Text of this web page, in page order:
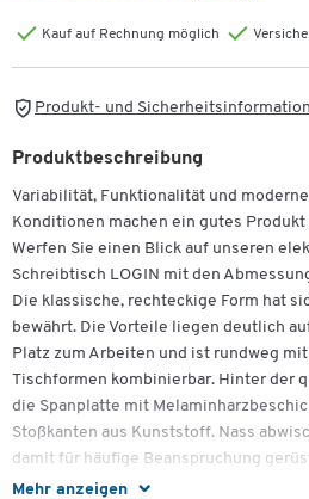
Kauf auf Rechnung möglich
Produkt- und
Mehr anzeigen
Produktbeschreibung
Variabilität, Funktionalität und
Konditionen machen ein gutes
Werfen Sie einen Blick auf unseren
Schreibtisch LOGIN mit den
Die klassische, rechteckige Form hat
bewährt. Die Vorteile liegen deutlich
Platz zum Arbeiten und ist rundweg
Tischformen kombinierbar. Hinter der
die Spanplatte mit
Stoßkanten aus Kunststoff. Nass
damit für häufige Beanspruchung
Assoziationen und Empfindungen aus.